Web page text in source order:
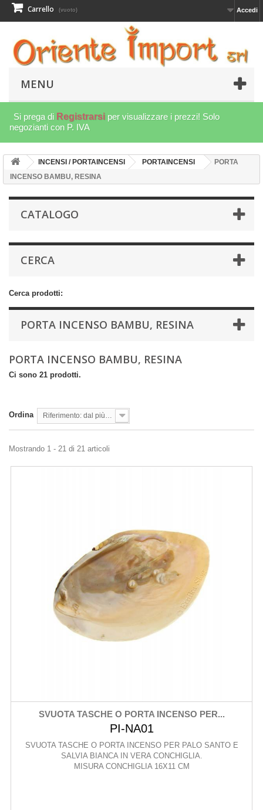
Accedi
Carrello (vuoto)
MENU
Si prega di Registrarsi per visualizzare i prezzi! Solo
negozianti con P. IVA
INCENSI / PORTAINCENSI PORTAINCENSI
PORTA
INCENSO BAMBU, RESINA
CATALOGO
CERCA
Cerca prodotti:
PORTA INCENSO BAMBU, RESINA
PORTA INCENSO BAMBU, RESINA
Ci sono 21 prodotti.
Ordina
Mostrando 1 - 21 di 21 articoli
SVUOTA TASCHE O PORTA INCENSO PER...
PI-NA01
SVUOTA TASCHE O PORTA INCENSO PER PALO SANTO E
SALVIA BIANCA IN VERA CONCHIGLIA.
MISURA CONCHIGLIA 16X11 CM